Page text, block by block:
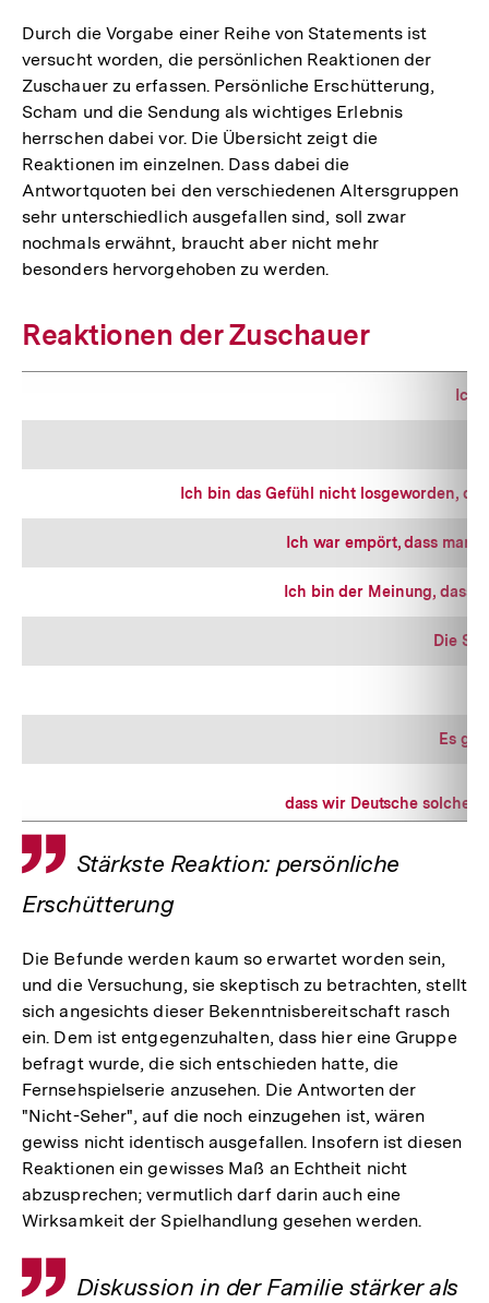
Durch die Vorgabe einer Reihe von Statements ist
versucht worden, die persönlichen Reaktionen der
Zuschauer zu erfassen. Persönliche Erschütterung,
Scham und die Sendung als wichtiges Erlebnis
herrschen dabei vor. Die Übersicht zeigt die
Reaktionen im einzelnen. Dass dabei die
Antwortquoten bei den verschiedenen Altersgruppen
sehr unterschiedlich ausgefallen sind, soll zwar
nochmals erwähnt, braucht aber nicht mehr
besonders hervorgehoben zu werden.
Reaktionen der Zuschauer
Ich
Ich bin das Gefühl nicht losgeworden,
Ich war empört, dass man
Ich bin der Meinung, dass
Die
Es
dass wir Deutsche solche
Zitat
Stärkste Reaktion: persönliche
Erschütterung
Die Befunde werden kaum so erwartet worden sein,
und die Versuchung, sie skeptisch zu betrachten, stellt
sich angesichts dieser Bekenntnisbereitschaft rasch
ein. Dem ist entgegenzuhalten, dass hier eine Gruppe
befragt wurde, die sich entschieden hatte, die
Fernsehspielserie anzusehen. Die Antworten der
"Nicht-Seher", auf die noch einzugehen ist, wären
gewiss nicht identisch ausgefallen. Insofern ist diesen
Reaktionen ein gewisses Maß an Echtheit nicht
abzusprechen; vermutlich darf darin auch eine
Wirksamkeit der Spielhandlung gesehen werden.
Zitat
Diskussion in der Familie stärker als